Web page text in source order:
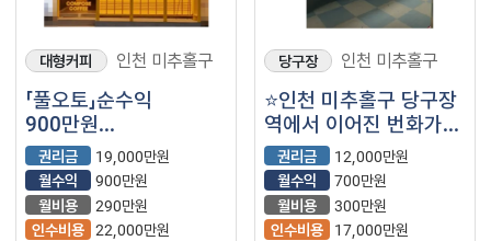
대형커피 인천 미추홀구
「풀오토」순수익
900만원
【컴포즈커피】
권리금
19,000만원
월수익
900만원
월비용
290만원
인수비용 22,000만원
당구장 인천 미추홀구
⭐인천 미추홀구 당구장
역에서 이어진 번화가에
위치하여 안정적으로
매출이 나오는
매장입니다.
권리금
12,000만원
월수익
700만원
월비용
300만원
인수비용
17,000만원